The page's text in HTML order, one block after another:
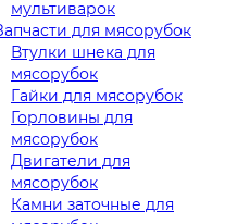
мультиварок
для мясорубок
Втулки шнека для
мясорубок
Гайки для мясорубок
Горловины для
мясорубок
Двигатели для
мясорубок
Камни заточные для